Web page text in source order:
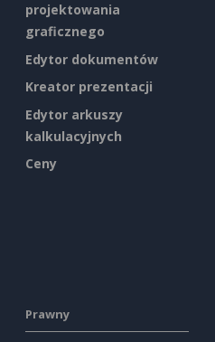
projektowania
graficznego
Edytor dokumentów
Kreator prezentacji
Edytor arkuszy
kalkulacyjnych
Ceny
Prawny